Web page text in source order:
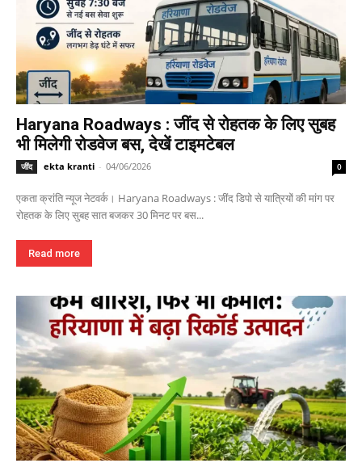
Haryana Roadways : जींद से रोहतक के लिए सुबह
भी मिलेगी रोडवेज बस, देखें टाइमटेबल
जींद ekta kranti - 04/06/2026 0
एकता क्रांति न्यूज नेटवर्क। Haryana Roadways : जींद डिपो से यात्रियों की मांग पर
रोहतक के लिए सुबह सात बजकर 30 मिनट पर बस...
Read more